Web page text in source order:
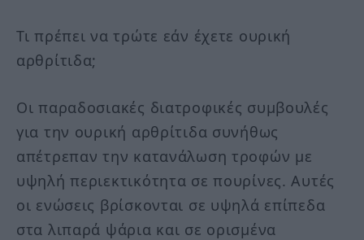
Τι πρέπει να τρώτε εάν έχετε ουρική
αρθρίτιδα;
Οι παραδοσιακές διατροφικές συμβουλές
για την ουρική αρθρίτιδα συνήθως
απέτρεπαν την κατανάλωση τροφών με
υψηλή περιεκτικότητα σε πουρίνες. Αυτές
οι ενώσεις βρίσκονται σε υψηλά επίπεδα
στα λιπαρά ψάρια και σε ορισμένα